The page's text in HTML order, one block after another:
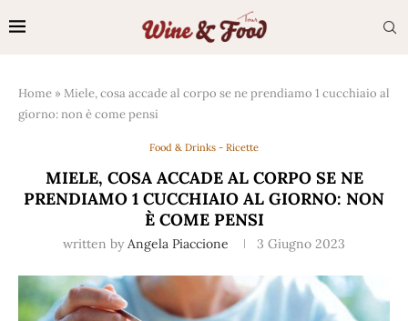
Home »Miele, cosa accade al corpo se ne prendiamo 1 cucchiaio al
giorno: non è come pensi
Food & Drinks - Ricette
MIELE, COSA ACCADE AL CORPO SE NE
PRENDIAMO 1 CUCCHIAIO AL GIORNO: NON
È COME PENSI
written by Angela Piaccione 3 Giugno 2023